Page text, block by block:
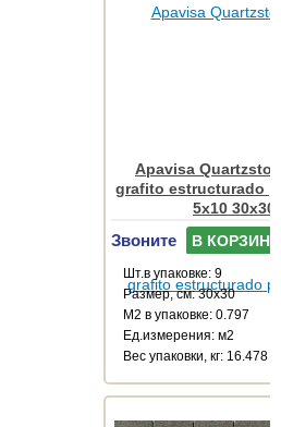
Apavisa
grafito estructurado
5x10 30x30
Звоните В КОРЗИНУ
Шт.в упаковке: 9
Размер, см: 30x30
М2 в упаковке: 0.797
Ед.измерения: м2
Веc упаковки, кг: 16.478